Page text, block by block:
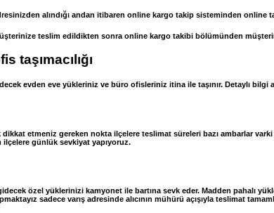
alındığı andan itibaren online kargo takip sisteminden online
teslim edildikten sonra online kargo takibi bölümünden
taşımacılığı
evden eve yükleriniz ve büro ofisleriniz itina ile taşınır. Detaylı bilgi
dikkat etmeniz gereken nokta ilçelere teslimat süreleri bazı ambarlar
ilçelere günlük sevkiyat yapıyoruz.
özel yüklerinizi kamyonet ile bartına sevk eder. Madden pahalı
sadece varış adresinde alıcının mühürü açışıyla teslimat